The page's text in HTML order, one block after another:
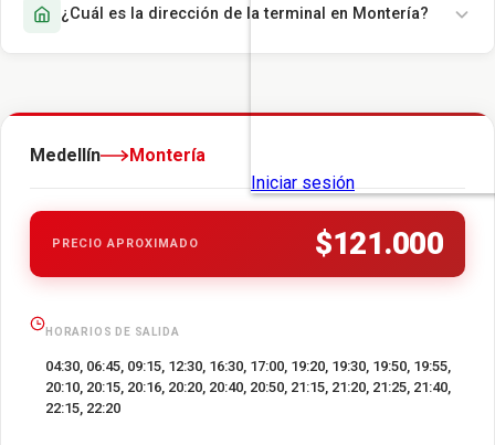
¿Cuál es la dirección de la terminal en Montería?
Medellín Montería
PRECIO APROXIMADO $121.000
HORARIOS DE SALIDA
04:30, 06:45, 09:15, 12:30, 16:30, 17:00, 19:20, 19:30, 19:50, 19:55,
20:10, 20:15, 20:16, 20:20, 20:40, 20:50, 21:15, 21:20, 21:25, 21:40,
22:15, 22:20